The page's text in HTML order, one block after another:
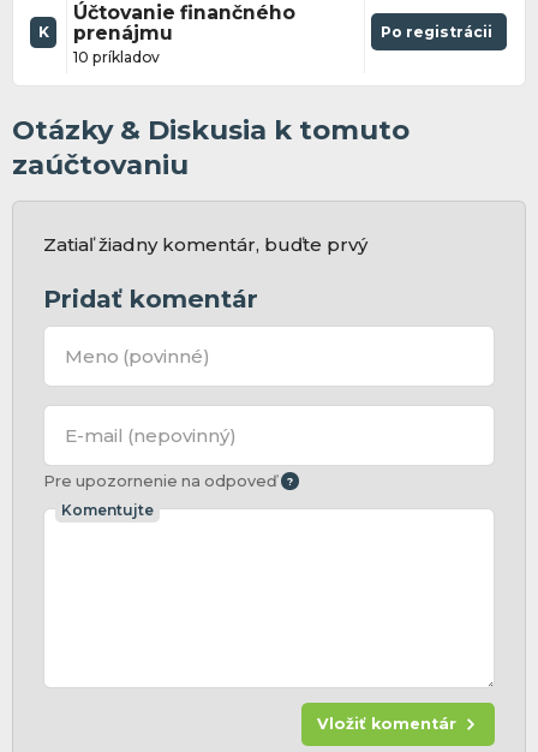
K
Účtovanie finančného
prenájmu
10 príkladov
Po registrácii
Otázky & Diskusia k tomuto
zaúčtovaniu
Zatiaľ žiadny komentár, buďte prvý
Pridať komentár
Meno (povinné)
E-mail (nepovinný)
Pre upozornenie na odpoveď
Komentujte
Vložiť komentár